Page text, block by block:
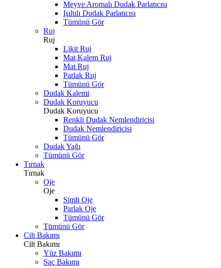
Meyve Aromalı Dudak Parlatıcısı
Işıltılı Dudak Parlatıcısı
Tümünü Gör
Ruj
Ruj
Likit Ruj
Mat Kalem Ruj
Mat Ruj
Parlak Ruj
Tümünü Gör
Dudak Kalemi
Dudak Koruyucu
Dudak Koruyucu
Renkli Dudak Nemlendiricisi
Dudak Nemlendiricisi
Tümünü Gör
Dudak Yağı
Tümünü Gör
Tırnak
Tırnak
Oje
Oje
Simli Oje
Parlak Oje
Tümünü Gör
Tümünü Gör
Cilt Bakımı
Cilt Bakımı
Yüz Bakımı
Saç Bakımı